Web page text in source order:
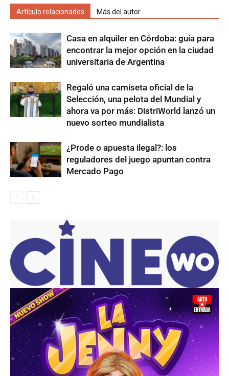
Artículo relacionados Más del autor
Casa en alquiler en Córdoba: guía para
encontrar la mejor opción en la ciudad
universitaria de Argentina
Regaló una camiseta oficial de la
Selección, una pelota del Mundial y
ahora va por más: DistriWorld lanzó un
nuevo sorteo mundialista
¿Prode o apuesta ilegal?: los
reguladores del juego apuntan contra
Mercado Pago